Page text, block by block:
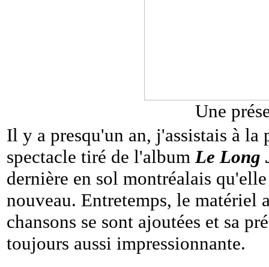
Une
Il y a presqu'un an, j'assistais à la
spectacle tiré de l'albumLe Long
dernière en sol montréalais
nouveau. Entretemps, le matériel
chansons se sont ajoutées et sa
toujours aussi impressionnante.